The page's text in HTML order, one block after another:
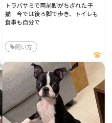
トラバサミで両前脚がちぎれた子
猫 今では後ろ脚で歩き、トイレも
食事も自分で
飼い方